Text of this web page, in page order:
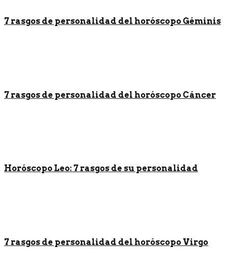
7 rasgos de personalidad del horóscopo Géminis
7 rasgos de personalidad del horóscopo Cáncer
Horóscopo Leo: 7 rasgos de su personalidad
7 rasgos de personalidad del horóscopo Virgo